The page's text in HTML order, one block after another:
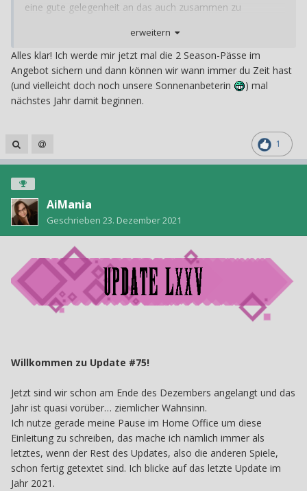
eine gute gelegenheit an das auch zusammen zu
erweitern
Alles klar! Ich werde mir jetzt mal die 2 Season-Pässe im
Angebot sichern und dann können wir wann immer du Zeit hast
(und vielleicht doch noch unsere Sonnenanbeterin
) mal
nächstes Jahr damit beginnen.
1
AiMania
Geschrieben 23. Dezember 2021
Willkommen zu Update #75!
Jetzt sind wir schon am Ende des Dezembers angelangt und das
Jahr ist quasi vorüber… ziemlicher Wahnsinn.
Ich nutze gerade meine Pause im Home Office um diese
Einleitung zu schreiben, das mache ich nämlich immer als
letztes, wenn der Rest des Updates, also die anderen Spiele,
schon fertig getextet sind. Ich blicke auf das letzte Update im
Jahr 2021.